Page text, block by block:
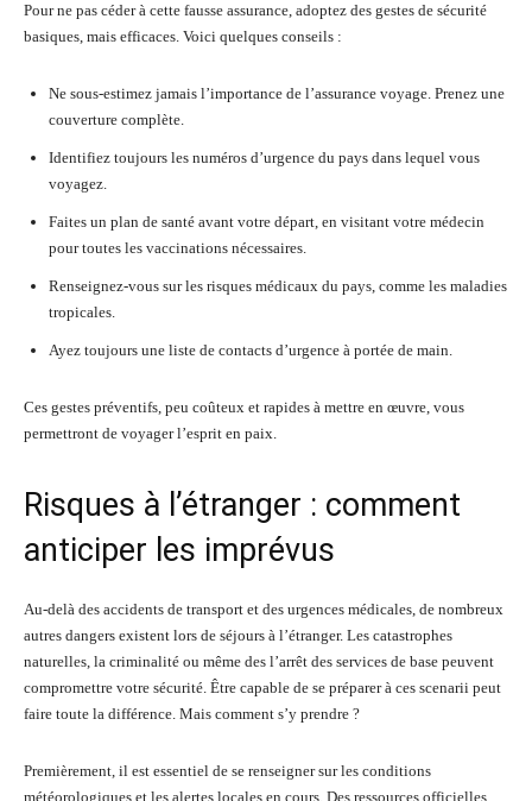
Pour ne pas céder à cette fausse assurance, adoptez des gestes de sécurité
basiques, mais efficaces. Voici quelques conseils :
Ne sous-estimez jamais l’importance de l’assurance voyage. Prenez une
couverture complète.
Identifiez toujours les numéros d’urgence du pays dans lequel vous
voyagez.
Faites un plan de santé avant votre départ, en visitant votre médecin
pour toutes les vaccinations nécessaires.
Renseignez-vous sur les risques médicaux du pays, comme les maladies
tropicales.
Ayez toujours une liste de contacts d’urgence à portée de main.
Ces gestes préventifs, peu coûteux et rapides à mettre en œuvre, vous
permettront de voyager l’esprit en paix.
Risques à l’étranger : comment
anticiper les imprévus
Au-delà des accidents de transport et des urgences médicales, de nombreux
autres dangers existent lors de séjours à l’étranger. Les catastrophes
naturelles, la criminalité ou même des l’arrêt des services de base peuvent
compromettre votre sécurité. Être capable de se préparer à ces scenarii peut
faire toute la différence. Mais comment s’y prendre ?
Premièrement, il est essentiel de se renseigner sur les conditions
météorologiques et les alertes locales en cours. Des ressources officielles